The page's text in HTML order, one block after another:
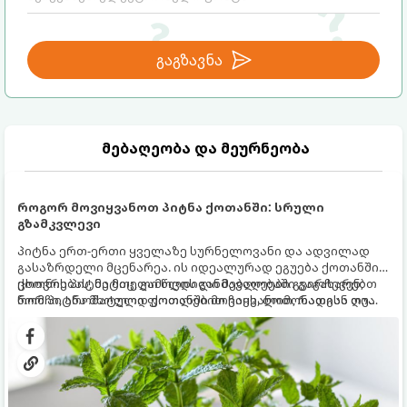
გაგზავნა
მებაღეობა და მეურნეობა
როგორ მოვიყვანოთ პიტნა ქოთანში: სრული
გზამკვლევი
პიტნა ერთ-ერთი ყველაზე სურნელოვანი და ადვილად
გასაზრდელი მცენარეა. ის იდეალურად ეგუება ქოთანში
ცხოვრებას, მეტიც, გამოცდილი მებაღეები გვირჩევენ,
რომ პიტნა მხოლოდ ქოთანში მოვიყვანოთ, რადგან ღია
გრუნტში (ბაღში) დარგვისას ის ფესვებით ძალიან
სწრაფად ვრცელდება და სხვა მცენარეებს ავიწროებს.
ქოთნის პიტნა მთელი წლის განმავლობაში გაგახარებთ
ნორჩი, არომატული ფოთლებით ჩაის, ლიმონათისა თუ
კერძებისთვის.